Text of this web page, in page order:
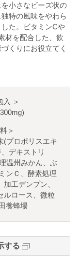
小さなビーズ状の
特の風味をやわら
た。ビタミンCや
材を配合した、飲
くりにお役立てく
入 ＞
＞
(プロポリスエキ
デキストリ
温州みかん、ぶ
ンＣ、酵素処理
工デンプン、
ルロース、微粒
養蜂場
する